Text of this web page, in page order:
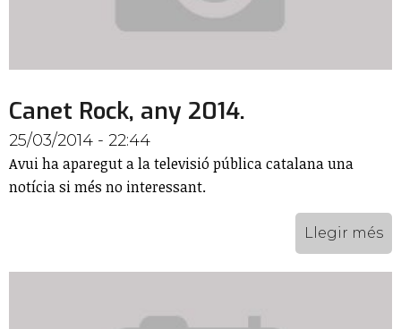
Canet Rock, any 2014.
25/03/2014 - 22:44
Avui ha aparegut a la televisió pública catalana una
notícia si més no interessant.
Llegir més